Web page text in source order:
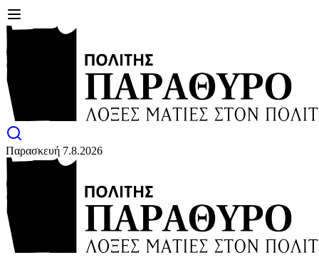
Παρασκευή 7.8.2026